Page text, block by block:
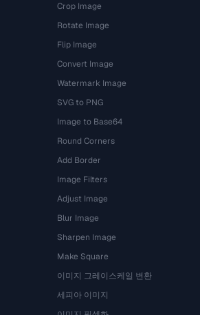
Crop Image
Rotate Image
Flip Image
Convert Image
Watermark Image
SVG to PNG
Image to Base64
Round Corners
Add Border
Image Filters
Adjust Image
Blur Image
Sharpen Image
Make Square
이미지 그레이스케일 변환
세피아 이미지